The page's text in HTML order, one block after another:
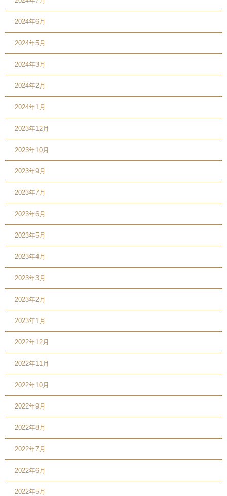
2024年6月
2024年5月
2024年3月
2024年2月
2024年1月
2023年12月
2023年10月
2023年9月
2023年7月
2023年6月
2023年5月
2023年4月
2023年3月
2023年2月
2023年1月
2022年12月
2022年11月
2022年10月
2022年9月
2022年8月
2022年7月
2022年6月
2022年5月